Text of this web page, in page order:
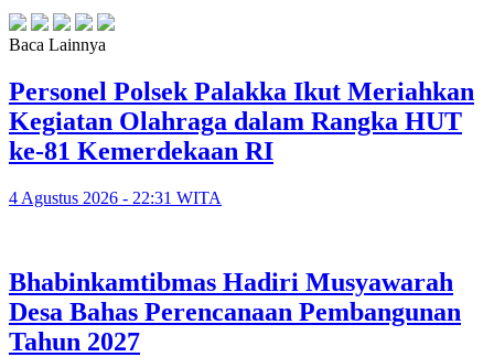
Baca Lainnya
Personel Polsek Palakka Ikut Meriahkan
Kegiatan Olahraga dalam Rangka HUT
ke-81 Kemerdekaan RI
4 Agustus 2026 - 22:31 WITA
Bhabinkamtibmas Hadiri Musyawarah
Desa Bahas Perencanaan Pembangunan
Tahun 2027